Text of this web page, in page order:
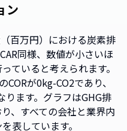
ン
百万円）における炭素排
同様、数値が小さいほ
ていると考えられます。
が0kg-CO2であり、
ります。グラフはGHG排
、すべての会社と業界内
表しています。